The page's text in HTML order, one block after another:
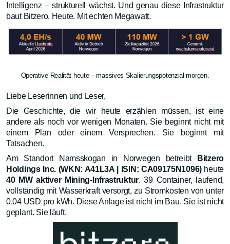
Intelligenz – strukturell wächst. Und genau diese Infrastruktur
baut Bitzero. Heute. Mit echten Megawatt.
Operative Realität heute – massives Skalierungspotenzial morgen.
Liebe Leserinnen und Leser,
Die Geschichte, die wir heute erzählen müssen, ist eine
andere als noch vor wenigen Monaten. Sie beginnt nicht mit
einem Plan oder einem Versprechen. Sie beginnt mit
Tatsachen.
Am Standort Namsskogan in Norwegen betreibt
Bitzero
Holdings Inc. (WKN: A41L3A | ISIN: CA09175N1096)heute
40 MW aktiver Mining-Infrastruktur. 39 Container, laufend,
vollständig mit Wasserkraft versorgt, zu Stromkosten von unter
0,04 USD pro kWh. Diese Anlage ist nicht im Bau. Sie ist nicht
geplant. Sie läuft.